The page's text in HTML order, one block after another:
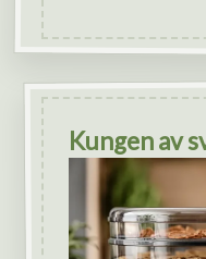
Kungen av